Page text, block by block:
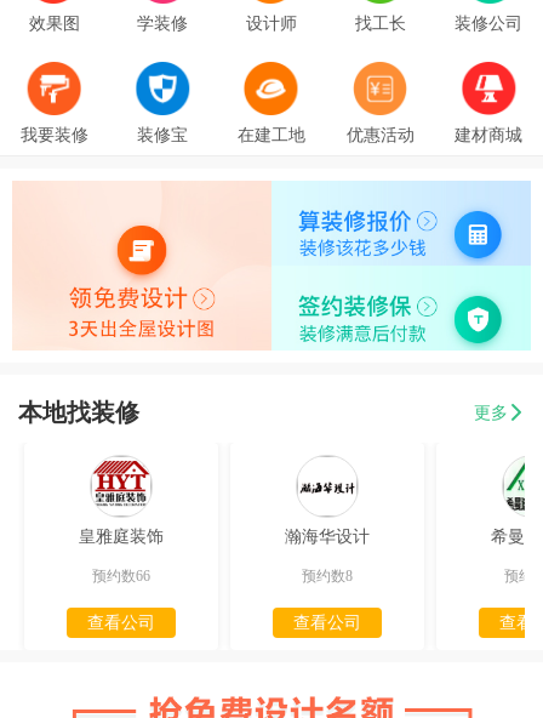
效果图 学装修 设计师 找工长 装修公司
我要装修 装修宝 在建工地 优惠活动 建材商城
本地找装修 更多
皇雅庭装饰
预约数66
查看公司
瀚海华设计
预约数8
查看公司
希曼
预约
查看